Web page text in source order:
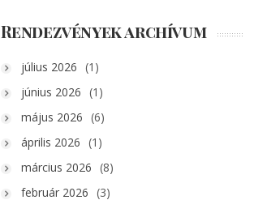
Rendezvények archívum
július 2026 (1)
június 2026 (1)
május 2026 (6)
április 2026 (1)
március 2026 (8)
február 2026 (3)